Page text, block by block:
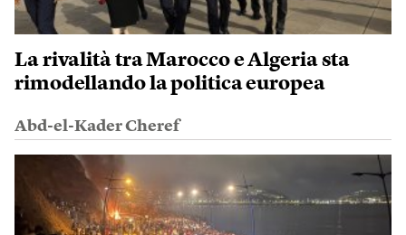
La rivalità tra Marocco e Algeria sta
rimodellando la politica europea
Abd-el-Kader Cheref